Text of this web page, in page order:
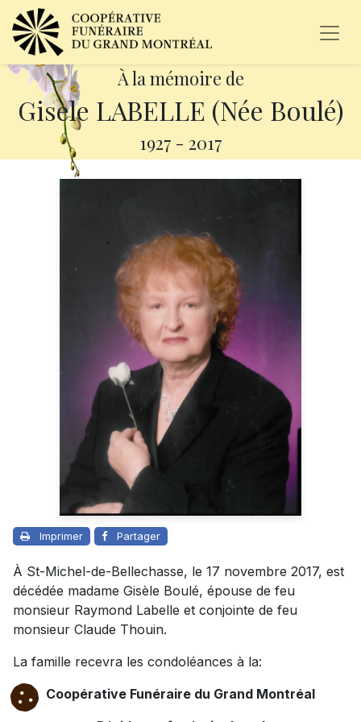
À la mémoire de
Gisèle LABELLE (Née Boulé)
1927 - 2017
Imprimer Partager
À St-Michel-de-Bellechasse, le 17 novembre 2017, est
décédée madame Gisèle Boulé, épouse de feu
monsieur Raymond Labelle et conjointe de feu
monsieur Claude Thouin.
La famille recevra les condoléances à la:
Coopérative Funéraire du Grand Montréal